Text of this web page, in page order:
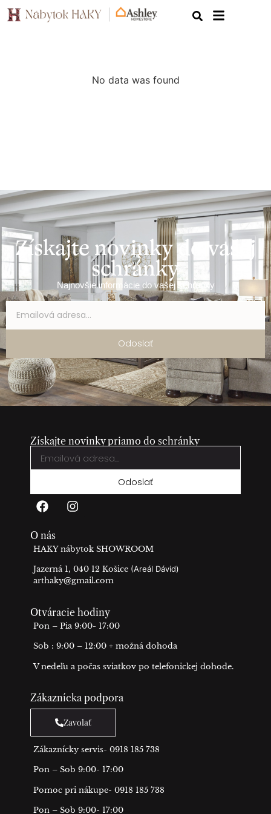
No data was found
Získajte novinky do vašej
schránky
Najnovšie informácie do vašej schránky
Odoslať
Získajte novinky priamo do schránky
Odoslať
O nás
HAKY nábytok SHOWROOM
Jazerná 1, 040 12 Košice (Areál Dávid)
arthaky@gmail.com
Otváracie hodiny
Pon – Pia 9:00- 17:00
Sob : 9:00 – 12:00 + možná dohoda
V nedeľu a počas sviatkov po telefonickej dohode.
Zákaznícka podpora
Zavolať
Zákaznícky servis- 0918 185 738
Pon – Sob 9:00- 17:00
Pomoc pri nákupe- 0918 185 738
Pon – Sob 9:00- 17:00